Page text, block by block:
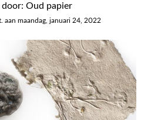
Oud papier
aan maandag, januari 24, 2022